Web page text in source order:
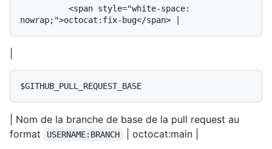
$GITHUB_PULL_REQUEST_BASE
| Nom de la branche de base de la pull request au
format
USERNAME:BRANCH | octocat:main |